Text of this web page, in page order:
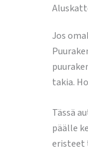
Jos
takia.
Tässä
päälle
eristeet